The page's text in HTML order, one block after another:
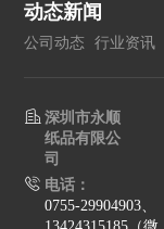
动态新闻
公司动态 行业资讯
深圳市永顺
纸品有限公
司
电话：
0755-29904903、
13424315185（微